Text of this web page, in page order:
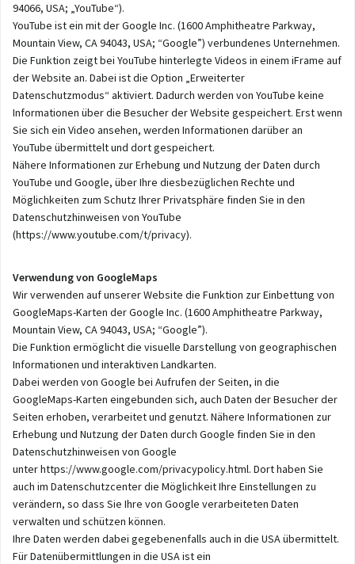
94066, USA; „YouTube“).
YouTube ist ein mit der Google Inc. (1600 Amphitheatre Parkway,
Mountain View, CA 94043, USA; “Google”) verbundenes Unternehmen.
Die Funktion zeigt bei YouTube hinterlegte Videos in einem iFrame auf
der Website an. Dabei ist die Option „Erweiterter
Datenschutzmodus“ aktiviert. Dadurch werden von YouTube keine
Informationen über die Besucher der Website gespeichert. Erst wenn
Sie sich ein Video ansehen, werden Informationen darüber an
YouTube übermittelt und dort gespeichert.
Nähere Informationen zur Erhebung und Nutzung der Daten durch
YouTube und Google, über Ihre diesbezüglichen Rechte und
Möglichkeiten zum Schutz Ihrer Privatsphäre finden Sie in den
Datenschutzhinweisen von YouTube
(https://www.youtube.com/t/privacy).
Verwendung von GoogleMaps
Wir verwenden auf unserer Website die Funktion zur Einbettung von
GoogleMaps-Karten der Google Inc. (1600 Amphitheatre Parkway,
Mountain View, CA 94043, USA; “Google”).
Die Funktion ermöglicht die visuelle Darstellung von geographischen
Informationen und interaktiven Landkarten.
Dabei werden von Google bei Aufrufen der Seiten, in die
GoogleMaps-Karten eingebunden sich, auch Daten der Besucher der
Seiten erhoben, verarbeitet und genutzt. Nähere Informationen zur
Erhebung und Nutzung der Daten durch Google finden Sie in den
Datenschutzhinweisen von Google
unterhttps://www.google.com/privacypolicy.html. Dort haben Sie
auch im Datenschutzcenter die Möglichkeit Ihre Einstellungen zu
verändern, so dass Sie Ihre von Google verarbeiteten Daten
verwalten und schützen können.
Ihre Daten werden dabei gegebenenfalls auch in die USA übermittelt.
Für Datenübermittlungen in die USA ist ein